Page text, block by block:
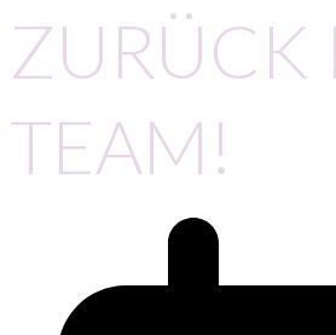
ZURÜCK
TEAM!